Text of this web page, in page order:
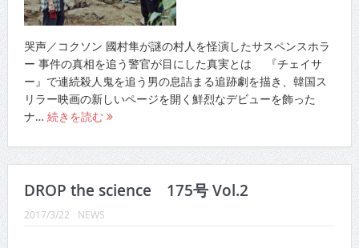
哭声／コクソン 國村隼が謎の村人を怪演したサスペンスホラ
ー 事件の真相を追う警官が目にした真実とは 『チェイサ
ー』で連続殺人鬼を追う男の息詰まる追跡劇を描き、韓国ス
リラー映画の新しいページを開く鮮烈なデビューを飾った
ナ… 続きを読む
DROP the science 175号 Vol.2
2017/3/22 NEWS